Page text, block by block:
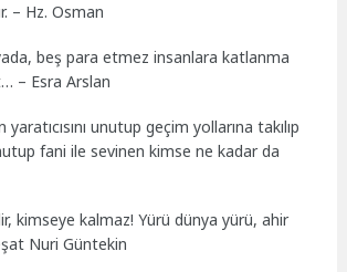
– Hz. Osman
beş para etmez insanlara katlanma
– Esra Arslan
yaratıcısını unutup geçim yollarına takılıp
fani ile sevinen kimse ne kadar da
kimseye kalmaz! Yürü dünya yürü, ahir
Nuri Güntekin